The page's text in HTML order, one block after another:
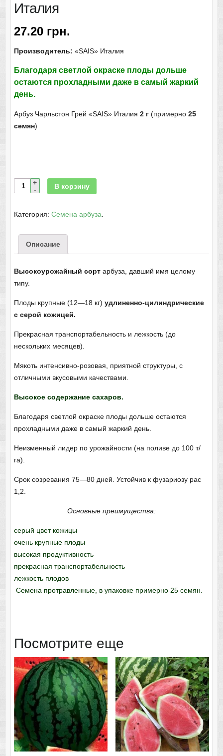
Италия
27.20 грн.
Производитель: «SAIS» Италия
Благодаря светлой окраске плоды дольше
остаются прохладными даже в самый жаркий
день.
Арбуз Чарльстон Грей «SAIS» Италия 2 г (примерно25
семян)
В корзину
Категория: Семена арбуза
Описание
Высокоурожайный сортарбуза, давший имя целому
типу.
Плоды крупные (12—18 кг) удлиненно-цилиндрические
с серой кожицей.
Прекрасная транспортабельность и лежкость (до
нескольких месяцев).
Мякоть интенсивно-розовая, приятной структуры, с
отличными вкусовыми качествами.
Высокое содержание сахаров.
Благодаря светлой окраске плоды дольше остаются
прохладными даже в самый жаркий день.
Неизменный лидер по урожайности (на поливе до 100 т/
га).
Срок созревания 75—80 дней. Устойчив к фузариозу рас
1,2.
Основные преимущества:
серый цвет кожицы
очень крупные плоды
высокая продуктивность
прекрасная транспортабельность
лежкость плодов
Семена протравленные, в упаковке примерно 25 семян.
Посмотрите еще